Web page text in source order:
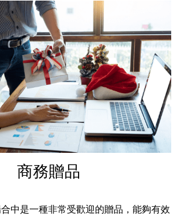
商務贈品
中是一種非常受歡迎的贈品，能夠有效